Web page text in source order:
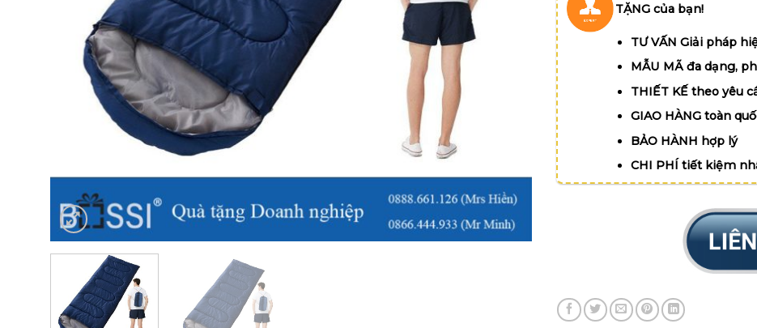
TẶNG của bạn!
TƯ VẤN Giải pháp
MẪU MÃ đa dạng,
THIẾT KẾ theo yêu
GIAO HÀNG toàn
BẢO HÀNH hợp lý
CHI PHÍ tiết kiệm